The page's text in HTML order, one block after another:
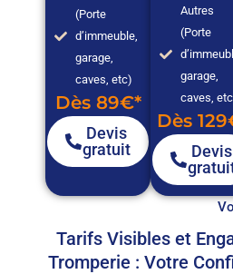
(Porte
d’immeuble,
garage,
caves, etc)
Dès 89€*
Devis
gratuit
Autres
(Porte
garage,
caves,
Dès
Devis
Tarifs Visibles et
Tromperie : Votre